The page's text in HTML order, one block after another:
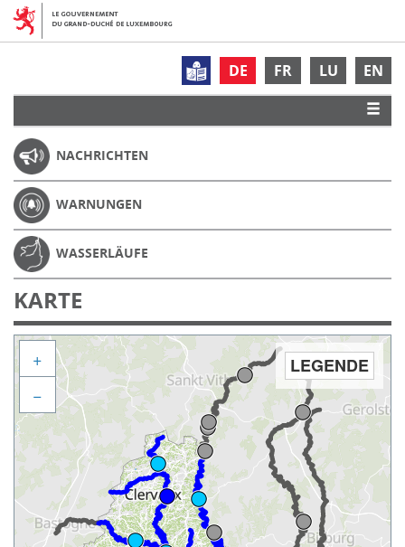
DE FR LU EN
NACHRICHTEN
WARNUNGEN
WASSERLÄUFE
KARTE
LEGENDE
+
−